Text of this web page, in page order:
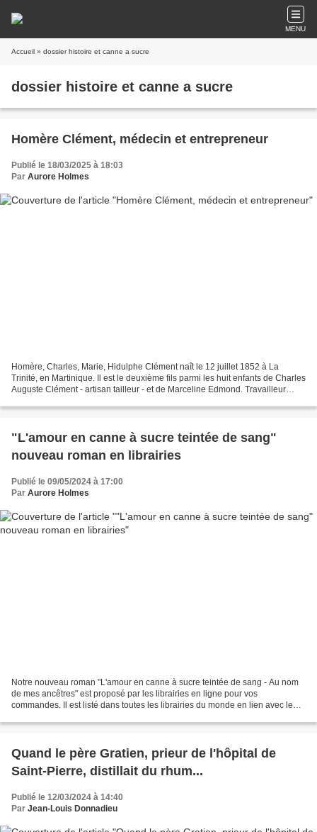
MENU
Accueil » dossier histoire et canne a sucre
dossier histoire et canne a sucre
Homère Clément, médecin et entrepreneur
Publié le 18/03/2025 à 18:03
Par Aurore Holmes
Homère, Charles, Marie, Hidulphe Clément naît le 12 juillet 1852 à La
Trinité, en Martinique. Il est le deuxième fils parmi les huit enfants de Charles
Auguste Clément - artisan tailleur - et de Marceline Edmond. Travailleur
"L'amour en canne à sucre teintée de sang"
nouveau roman en librairies
Publié le 09/05/2024 à 17:00
Par Aurore Holmes
Notre nouveau roman "L'amour en canne à sucre teintée de sang - Au nom
de mes ancêtres" est proposé par les librairies en ligne pour vos
commandes. Il est listé dans toutes les librairies du monde en lien avec le
Quand le père Gratien, prieur de l'hôpital de
Saint-Pierre, distillait du rhum...
Publié le 12/03/2024 à 14:40
Par Jean-Louis Donnadieu